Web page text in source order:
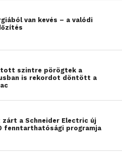
liszt,
üdítőital, mák, dióbél,
műtrágya stb.) és az
, valamint építőanyag-
tevékenységet
gépjármű- és
kereskedelmi,
végzők, zöldség-
van kevés – a valódi
szintre pörögtek a
is rekordot döntött a
zárt a Schneider Electric új
fenntarthatósági programja